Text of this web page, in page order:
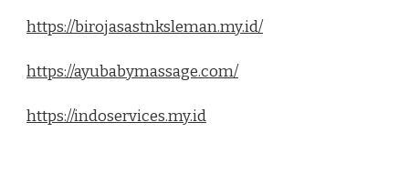
https://birojasastnksleman.my.id/
https://ayubabymassage.com/
https://indoservices.my.id